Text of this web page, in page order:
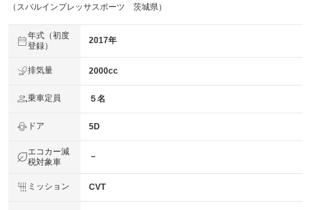
（スバルインプレッサスポーツ 茨城県）
年式（初度
登録）
2017年
排気量 2000cc
乗車定員 ５名
ドア 5D
エコカー減
税対象車
－
ミッション CVT